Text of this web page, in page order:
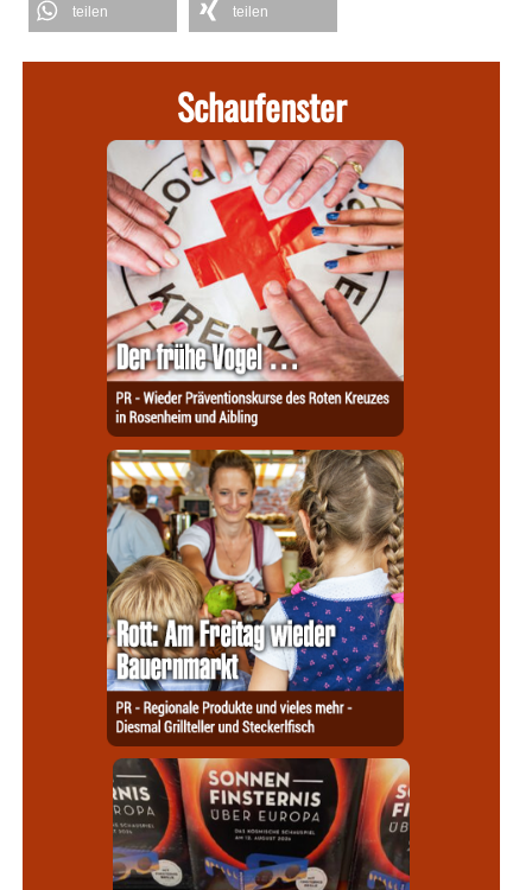
teilen teilen
Schaufenster